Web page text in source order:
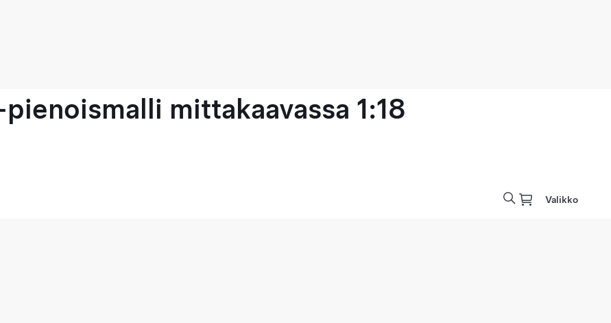
mittakaavassa 1:18
Valikko